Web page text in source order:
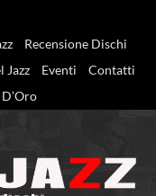
Recensione Dischi
Jazz Eventi
Contatti